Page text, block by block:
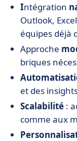
Intégration
Outlook,
équipes déjà
Approche
briques
et des
Scalabilité :
comme aux